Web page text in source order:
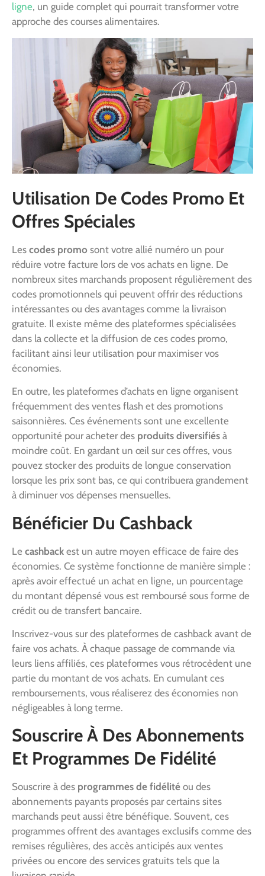
ligne, un guide complet qui pourrait transformer votre
approche des courses alimentaires.
Utilisation De Codes Promo Et
Offres Spéciales
Les codes promo sont votre allié numéro un pour
réduire votre facture lors de vos achats en ligne. De
nombreux sites marchands proposent régulièrement des
codes promotionnels qui peuvent offrir des réductions
intéressantes ou des avantages comme la livraison
gratuite. Il existe même des plateformes spécialisées
dans la collecte et la diffusion de ces codes promo,
facilitant ainsi leur utilisation pour maximiser vos
économies.
En outre, les plateformes d’achats en ligne organisent
fréquemment des ventes flash et des promotions
saisonnières. Ces événements sont une excellente
opportunité pour acheter des produits diversifiés à
moindre coût. En gardant un œil sur ces offres, vous
pouvez stocker des produits de longue conservation
lorsque les prix sont bas, ce qui contribuera grandement
à diminuer vos dépenses mensuelles.
Bénéficier Du Cashback
Le cashback est un autre moyen efficace de faire des
économies. Ce système fonctionne de manière simple :
après avoir effectué un achat en ligne, un pourcentage
du montant dépensé vous est remboursé sous forme de
crédit ou de transfert bancaire.
Inscrivez-vous sur des plateformes de cashback avant de
faire vos achats. À chaque passage de commande via
leurs liens affiliés, ces plateformes vous rétrocèdent une
partie du montant de vos achats. En cumulant ces
remboursements, vous réaliserez des économies non
négligeables à long terme.
Souscrire À Des Abonnements
Et Programmes De Fidélité
Souscrire à des programmes de fidélité ou des
abonnements payants proposés par certains sites
marchands peut aussi être bénéfique. Souvent, ces
programmes offrent des avantages exclusifs comme des
remises régulières, des accès anticipés aux ventes
privées ou encore des services gratuits tels que la